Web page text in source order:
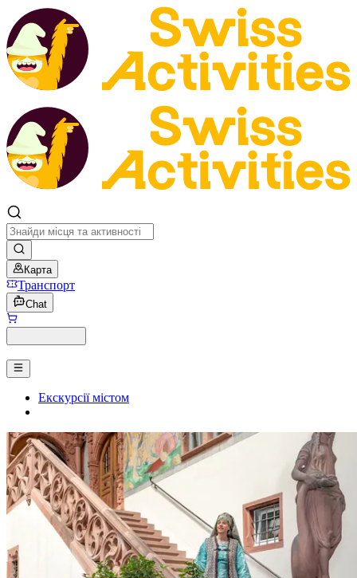
Карта
Транспорт
Chat
Екскурсії містом